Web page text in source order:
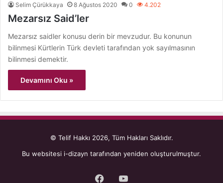
Selim Çürükkaya 8 Ağustos 2020 0 4.202
Mezarsız Said’ler
Mezarsız saidler konusu derin bir mevzudur. Bu konunun
bilinmesi Kürtlerin Türk devleti tarafından yok sayılmasının
bilinmesi demektir.
Devamını Oku »
© Telif Hakkı 2026, Tüm Hakları Saklıdır.
Bu websitesi i-dizayn tarafından yeniden oluşturulmuştur.
Facebook